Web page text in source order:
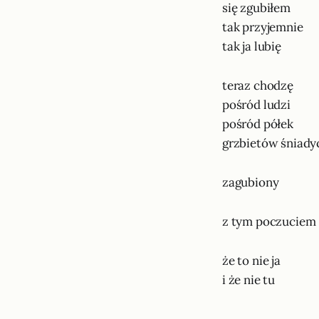
się zgubiłem
tak przyjemnie
tak ja lubię
teraz chodzę
pośród ludzi
pośród półek
grzbietów
zagubiony
z tym poczuciem
że to nie ja
i że nie tu